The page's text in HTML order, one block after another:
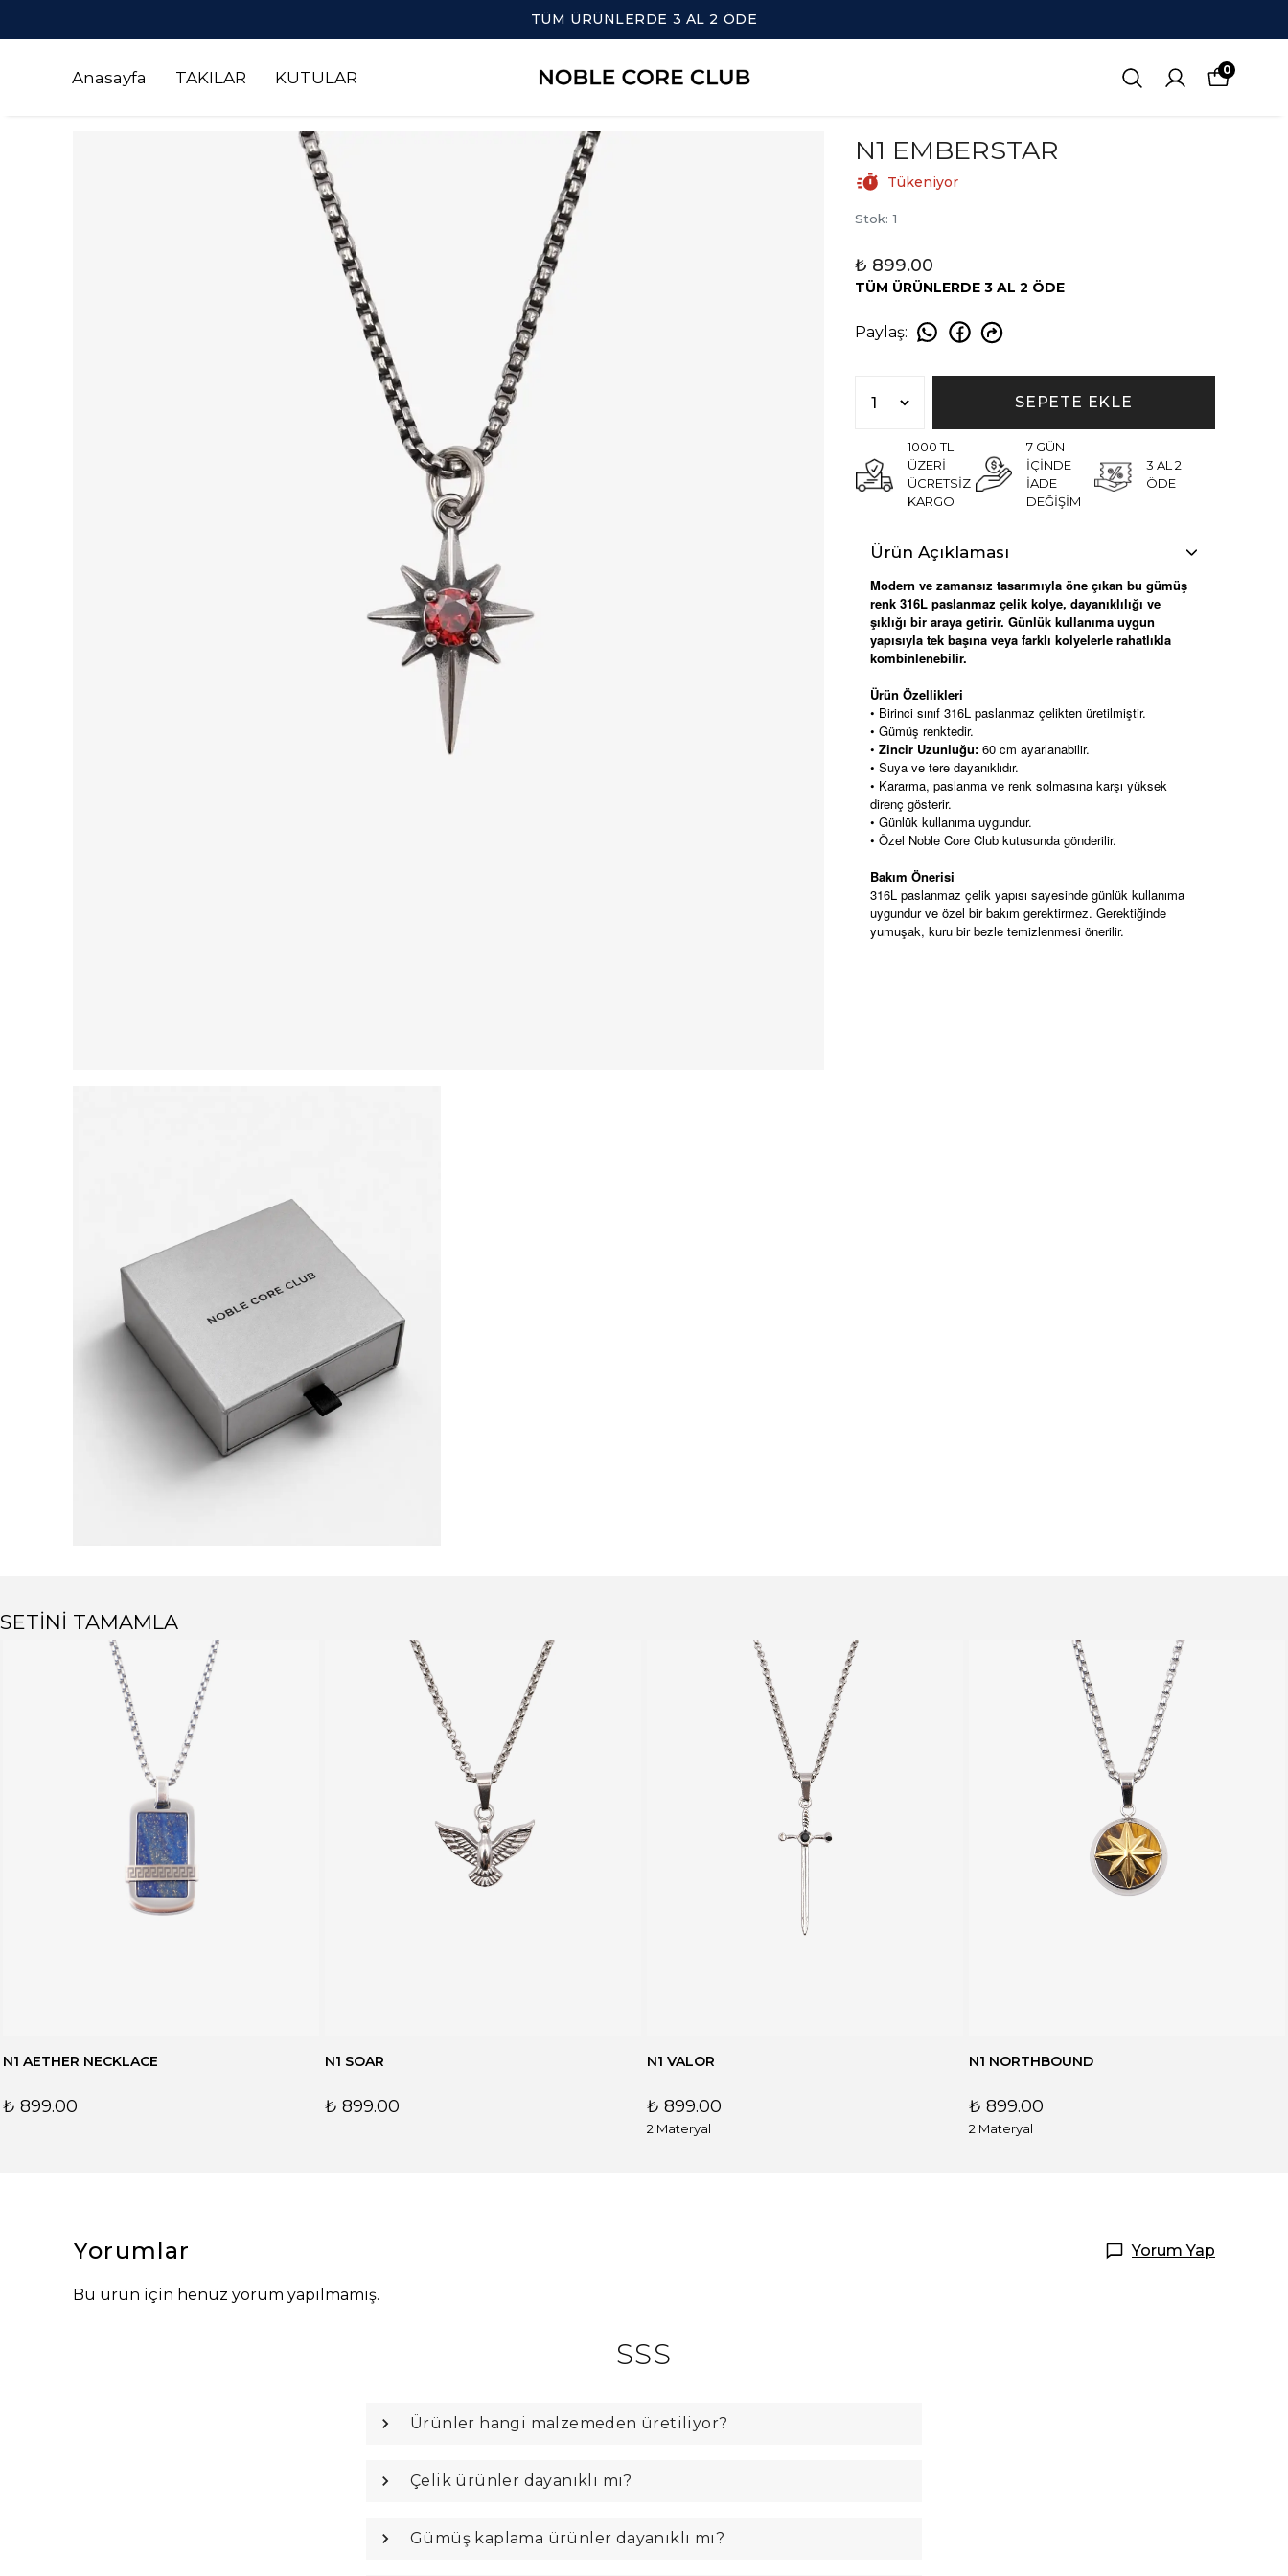
Anasayfa TAKILAR KUTULAR 0
N1 EMBERSTAR
Tükeniyor
Stok: 1
₺ 899.00
TÜM ÜRÜNLERDE 3 AL 2 ÖDE
Paylaş:
SEPETE EKLE
1000 TL
ÜZERİ
ÜCRETSİZ
KARGO
7 GÜN
İÇİNDE
İADE
DEĞİŞİM
3 AL 2
ÖDE
Ürün Açıklaması
Modern ve zamansız tasarımıyla öne çıkan bu gümüş
renk 316L paslanmaz çelik kolye, dayanıklılığı ve
şıklığı bir araya getirir. Günlük kullanıma uygun
yapısıyla tek başına veya farklı kolyelerle rahatlıkla
kombinlenebilir.
Ürün Özellikleri
• Birinci sınıf 316L paslanmaz çelikten üretilmiştir.
• Gümüş renktedir.
• Zincir Uzunluğu: 60 cm ayarlanabilir.
• Suya ve tere dayanıklıdır.
• Kararma, paslanma ve renk solmasına karşı yüksek
direnç gösterir.
• Günlük kullanıma uygundur.
• Özel Noble Core Club kutusunda gönderilir.
Bakım Önerisi
316L paslanmaz çelik yapısı sayesinde günlük kullanıma
uygundur ve özel bir bakım gerektirmez. Gerektiğinde
yumuşak, kuru bir bezle temizlenmesi önerilir.
SETİNİ TAMAMLA
N1 AETHER NECKLACE
₺ 899.00
N1 SOAR
₺ 899.00
N1 VALOR
₺ 899.00
2 Materyal
N1 NORTHBOUND
₺ 899.00
2 Materyal
Yorumlar Yorum Yap
Bu ürün için henüz yorum yapılmamış.
SSS
Ürünler hangi malzemeden üretiliyor?
Çelik ürünler dayanıklı mı?
Gümüş kaplama ürünler dayanıklı mı?